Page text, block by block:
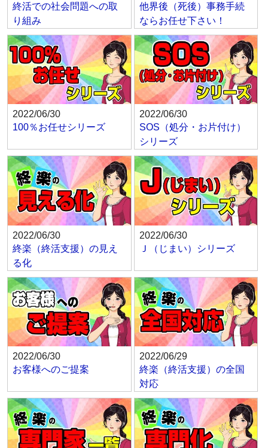
終活での社会問題への取
り組み
他界後（死後）事務手続
ならお任せ下さい！
2022/06/30
100％お任せシリーズ
2022/06/30
SOS（処分・お片付け）
シリーズ
2022/06/30
終楽（終活支援）の見え
る化
2022/06/30
Ｊ（じまい）シリーズ
2022/06/30
お客様へのご提案
2022/06/29
終楽（終活支援）の全国
対応